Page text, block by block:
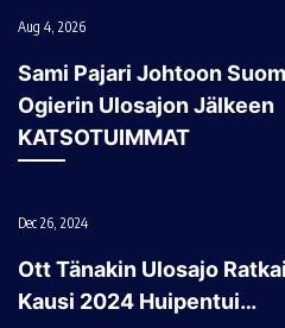
Aug 4, 2026
Sami Pajari Johtoon
Ogierin Ulosajon Jälkeen
KATSOTUIMMAT
Dec 26, 2024
Ott Tänakin Ulosajo
Kausi 2024 Huipentui…